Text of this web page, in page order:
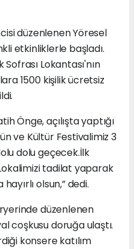
düzenlenen Yöresel
etkinliklerle başladı.
Lokantası'nın
1500 kişilik ücretsiz
Önge, açılışta yaptığı
ve Kültür Festivalimiz 3
dolu geçecek.İlk
tadilat yaparak
olsun,” dedi.
düzenlenen
coşkusu doruğa ulaştı.
konsere katılım